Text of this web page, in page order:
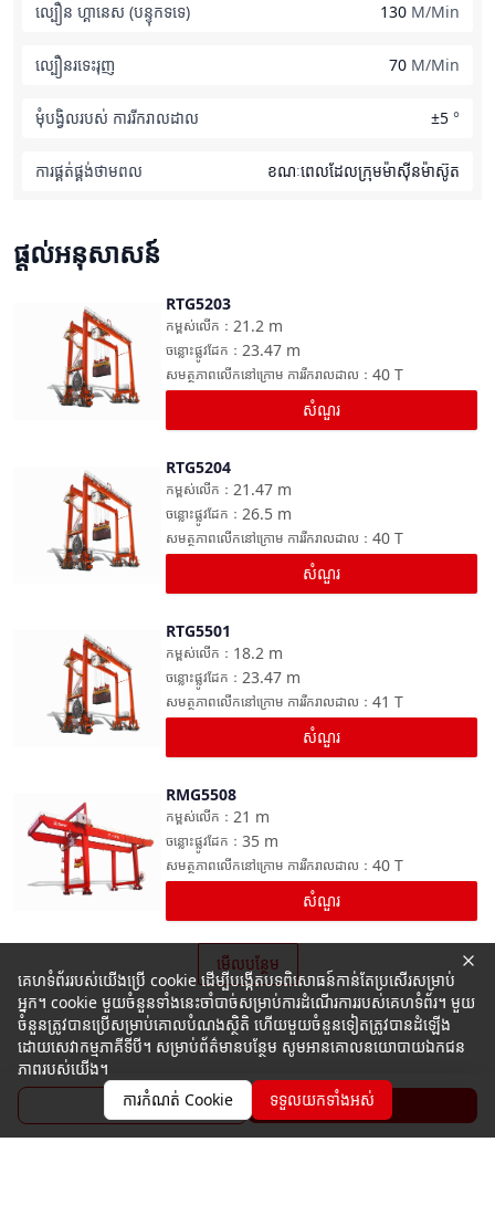
ល្បឿន ហ្គានេស (បន្ទុកទទេ) 130 M/Min
ល្បឿនរទេះរុញ 70 M/Min
មុំបង្វិលរបស់ ការរីករាលដាល ±5 °
ការផ្គត់ផ្គង់ថាមពល ខណៈពេលដែលក្រុមម៉ាស៊ីនម៉ាស៊ូត
ផ្តល់អនុសាសន៍
ប្រៀបធៀប
RTG5203
21.2 m
កម្ពស់លើក ：
23.47 m
ចន្លោះផ្លូវដែក ：
40 T
សមត្ថភាពលើកនៅក្រោម ការរីករាលដាល ：
សំណួរ
ប្រៀបធៀប
RTG5204
21.47 m
កម្ពស់លើក ：
26.5 m
ចន្លោះផ្លូវដែក ：
40 T
សមត្ថភាពលើកនៅក្រោម ការរីករាលដាល ：
សំណួរ
ប្រៀបធៀប
RTG5501
18.2 m
កម្ពស់លើក ：
23.47 m
ចន្លោះផ្លូវដែក ：
41 T
សមត្ថភាពលើកនៅក្រោម ការរីករាលដាល ：
សំណួរ
ប្រៀបធៀប
RMG5508
21 m
កម្ពស់លើក ：
35 m
ចន្លោះផ្លូវដែក ：
40 T
សមត្ថភាពលើកនៅក្រោម ការរីករាលដាល ：
សំណួរ
មើលបន្ថែម
ប្រូសួរ សំណួរ
គេហទំព័ររបស់យើងប្រើ cookie ដើម្បីបង្កើតបទពិសោធន៍កាន់តែប្រសើរសម្រាប់
អ្នក។ cookie មួយចំនួនទាំងនេះចាំបាច់សម្រាប់ការដំណើរការរបស់គេហទំព័រ។ មួយ
ចំនួនត្រូវបានប្រើសម្រាប់គោលបំណងស្ថិតិ ហើយមួយចំនួនទៀតត្រូវបានដំឡើង
ដោយសេវាកម្មភាគីទីបី។ សម្រាប់ព័ត៌មានបន្ថែម សូមអានគោលនយោបាយឯកជន
ភាពរបស់យើង។
ការកំណត់ Cookie
ទទួលយកទាំងអស់